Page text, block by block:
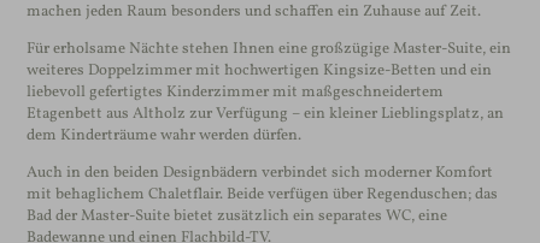
machen jeden Raum besonders und schaffen ein Zuhause auf Zeit.
Für erholsame Nächte stehen Ihnen eine großzügige Master-Suite, ein
weiteres Doppelzimmer mit hochwertigen Kingsize-Betten und ein
liebevoll gefertigtes Kinderzimmer mit maßgeschneidertem
Etagenbett aus Altholz zur Verfügung – ein kleiner Lieblingsplatz, an
dem Kinderträume wahr werden dürfen.
Auch in den beiden Designbädern verbindet sich moderner Komfort
mit behaglichem Chaletflair. Beide verfügen über Regenduschen; das
Bad der Master-Suite bietet zusätzlich ein separates WC, eine
Badewanne und einen Flachbild-TV.